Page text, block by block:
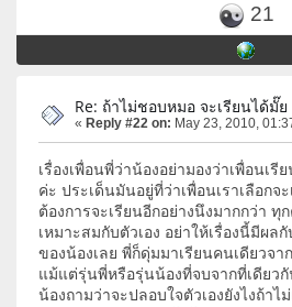
21
Re: ถ้าไม่ชอบหมอ จะเรียนได้มั๊ย
« Reply #22 on: May 23, 2010,
เรื่องเพื่อนพี่ว่าน้องอย่ามองว่าเพื่อนเรี
ค่ะ ประเด็นมันอยู่ที่ว่าเพื่อนเราเลือกจ
ต้องการจะเรียนอีกอย่างนึงมากกว่า ทุ
เหมาะสมกับตัวเอง อย่าให้เรื่องนี้มีผ
ของน้องเลย พี่ก็ดุ่มมาเรียนคนเดียวจา
แม้แต่รุ่นพี่หรือรุ่นน้องที่จบจากที่เดียวกั
น้องถามว่าจะปลอบใจตัวเองยังไงถ้า